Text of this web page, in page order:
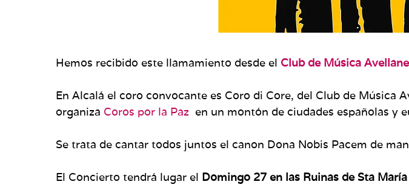
Hemos recibido este llamamiento desde el Club de Música
En Alcalá el coro convocante es Coro di Core, del Club de Música
organiza Coros por la Paz en un montón de ciudades españolas y
Se trata de cantar todos juntos el canon Dona Nobis Pacem de
El Concierto tendrá lugar el Domingo 27 en las Ruinas de Sta María